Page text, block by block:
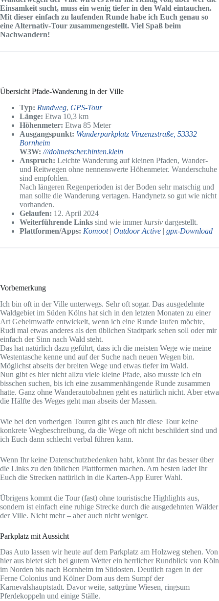
Einsamkeit sucht, muss ein wenig tiefer in den Wald eintauchen.
Mit dieser einfach zu laufenden Runde habe ich Euch genau so
eine Alternativ-Tour zusammengestellt. Viel Spaß beim
Nachwandern!
Übersicht Pfade-Wanderung in der Ville
Typ: Rundweg, GPS-Tour
Länge: Etwa 10,3 km
Höhenmeter: Etwa 85 Meter
Ausgangspunkt: Wanderparkplatz Vinzenzstraße, 53332
Bornheim
W3W: ///dolmetscher.hinten.klein
Anspruch: Leichte Wanderung auf kleinen Pfaden, Wander-
und Reitwegen ohne nennenswerte Höhenmeter. Wanderschuhe
sind empfohlen.
Nach längeren Regenperioden ist der Boden sehr matschig und
man sollte die Wanderung vertagen. Handynetz so gut wie nicht
vorhanden.
Gelaufen: 12. April 2024
Weiterführende Links sind wie immerkursiv dargestellt.
Plattformen/Apps: Komoot | Outdoor Active | gpx-Download
Vorbemerkung
Ich bin oft in der Ville unterwegs. Sehr oft sogar. Das ausgedehnte
Waldgebiet im Süden Kölns hat sich in den letzten Monaten zu einer
Art Geheimwaffe entwickelt, wenn ich eine Runde laufen möchte,
Rudi mal etwas anderes als den üblichen Stadtpark sehen soll oder mir
einfach der Sinn nach Wald steht.
Das hat natürlich dazu geführt, dass ich die meisten Wege wie meine
Westentasche kenne und auf der Suche nach neuen Wegen bin.
Möglichst abseits der breiten Wege und etwas tiefer im Wald.
Nun gibt es hier nicht allzu viele kleine Pfade, also musste ich ein
bisschen suchen, bis ich eine zusammenhängende Runde zusammen
hatte. Ganz ohne Wanderautobahnen geht es natürlich nicht. Aber etwa
die Hälfte des Weges geht man abseits der Massen.
Wie bei den vorherigen Touren gibt es auch für diese Tour keine
konkrete Wegbeschreibung, da die Wege oft nicht beschildert sind und
ich Euch dann schlecht verbal führen kann.
Wenn Ihr keine Datenschutzbedenken habt, könnt Ihr das besser über
die Links zu den üblichen Plattformen machen. Am besten ladet Ihr
Euch die Strecken natürlich in die Karten-App Eurer Wahl.
Übrigens kommt die Tour (fast) ohne touristische Highlights aus,
sondern ist einfach eine ruhige Strecke durch die ausgedehnten Wälder
der Ville. Nicht mehr – aber auch nicht weniger.
Parkplatz mit Aussicht
Das Auto lassen wir heute auf dem Parkplatz am Holzweg stehen. Von
hier aus bietet sich bei gutem Wetter ein herrlicher Rundblick von Köln
im Norden bis nach Bornheim im Südosten. Deutlich ragen in der
Ferne Colonius und Kölner Dom aus dem Sumpf der
Karnevalshauptstadt. Davor weite, sattgrüne Wiesen, ringsum
Pferdekoppeln und einige Ställe.